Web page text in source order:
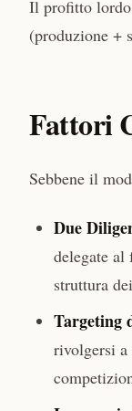
Il profitto lordo
(produzione +
Fattori
Sebbene il
Due
delegate
struttura
Targeting
rivolgersi a